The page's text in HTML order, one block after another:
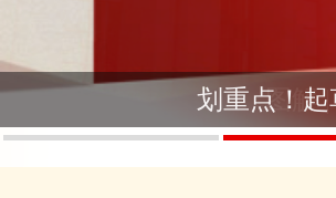
图解
划重点！
规划《